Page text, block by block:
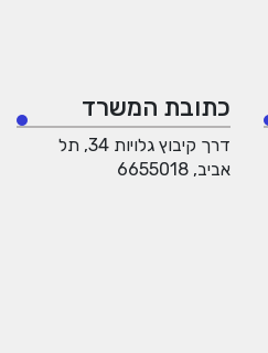
כתובת המשרד
דרך קיבוץ גלויות 34, תל
אביב, 6655018